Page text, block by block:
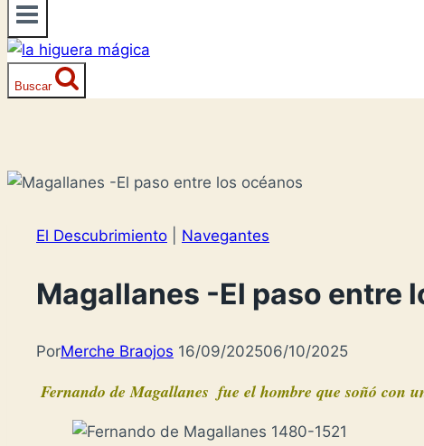
Buscar
El Descubrimiento Navegantes
Magallanes -El paso entre
PorMerche Braojos 16/09/202506/10/2025